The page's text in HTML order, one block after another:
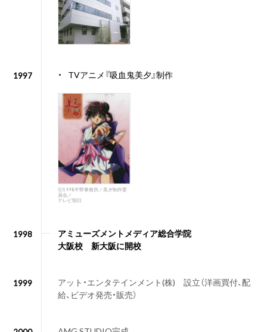
1997 ・ TVアニメ『吸血鬼美夕』制作
ⓒ1998平野事務所／美夕制作委
員会／
テレビ朝日
1998
アミューズメントメディア総合学院
大阪校 新大阪に開校
1999
アット・エンタテインメント(株) 設立（洋画買付、配
給、ビデオ発売・販売）